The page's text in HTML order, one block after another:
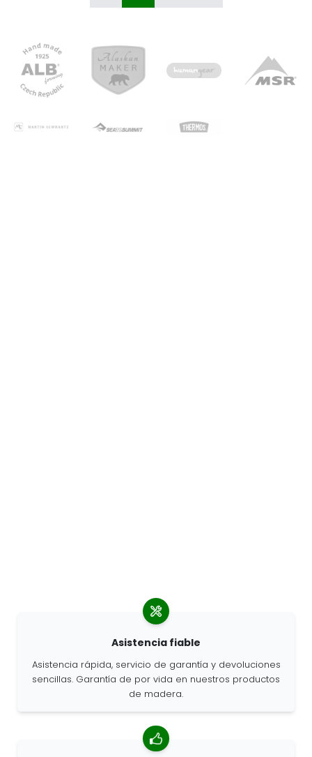
Asistencia fiable
Asistencia rápida, servicio de garantía y devoluciones
sencillas. Garantía de por vida en nuestros productos
de madera.